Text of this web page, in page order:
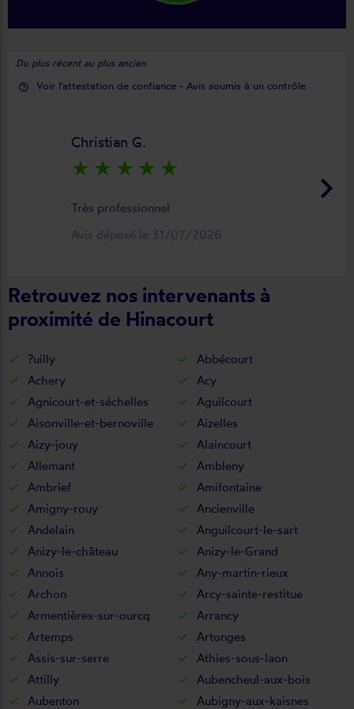
Du plus récent au plus ancien
help_outline Voir l'attestation de confiance - Avis soumis à un contrôle
keyboard_arrow_right
Christian G.
star_rate star_rate star_rate star_rate star_rate
Très professionnel
Avis déposé le 31/07/2026
Retrouvez nos intervenants à
proximité de Hinacourt
?uilly
Abbécourt
Achery
Acy
Agnicourt-et-séchelles
Aguilcourt
Aisonville-et-bernoville
Aizelles
Aizy-jouy
Alaincourt
Allemant
Ambleny
Ambrief
Amifontaine
Amigny-rouy
Ancienville
Andelain
Anguilcourt-le-sart
Anizy-le-château
Anizy-le-Grand
Annois
Any-martin-rieux
Archon
Arcy-sainte-restitue
Armentières-sur-ourcq
Arrancy
Artemps
Artonges
Assis-sur-serre
Athies-sous-laon
Attilly
Aubencheul-aux-bois
Aubenton
Aubigny-aux-kaisnes